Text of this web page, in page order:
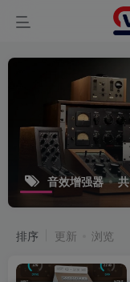
音效增强器
排序 更新 浏览